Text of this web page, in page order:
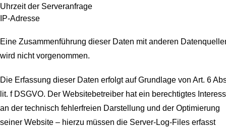
Uhrzeit der Serveranfrage
IP-Adresse
Eine Zusammenführung dieser Daten mit anderen
wird nicht vorgenommen.
Die Erfassung dieser Daten erfolgt auf Grundlage von Art. 6
lit. f DSGVO. Der Websitebetreiber hat ein berechtigtes
an der technisch fehlerfreien Darstellung und der Optimierung
seiner Website – hierzu müssen die Server-Log-Files erfasst